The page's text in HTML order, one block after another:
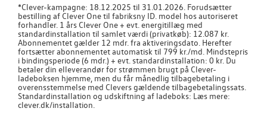
*Clever-kampagne: 18.12.2025 til 31.01.2026. Forudsætter
bestilling af Clever One til fabriksny ID. model hos autoriseret
forhandler. 1 års Clever One + evt. energitillæg med
standardinstallation til samlet værdi (privatkøb): 12.087 kr.
Abonnementet gælder 12 mdr. fra aktiveringsdato. Herefter
fortsætter abonnementet automatisk til 799 kr./md. Mindstepris
i bindingsperiode (6 mdr.) + evt. standardinstallation: 0 kr. Du
betaler din elleverandør for strømmen brugt på Clever-
ladeboksen hjemme, men du får månedlig tilbagebetaling i
overensstemmelse med Clevers gældende tilbagebetalingssats.
Standardinstallation og udskiftning af ladeboks: Læs mere:
clever.dk/installation.